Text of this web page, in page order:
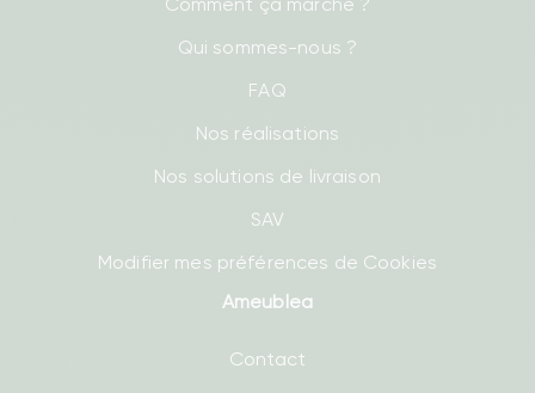
Comment ça marche ?
Qui sommes-nous ?
FAQ
Nos réalisations
Nos solutions de livraison
SAV
Modifier mes préférences de Cookies
Ameublea
Contact